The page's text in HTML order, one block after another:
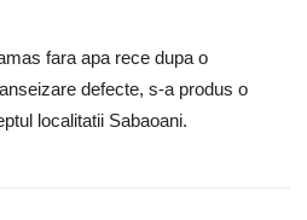
fara apa rece dupa o
defecte, s-a produs o
localitatii Sabaoani.